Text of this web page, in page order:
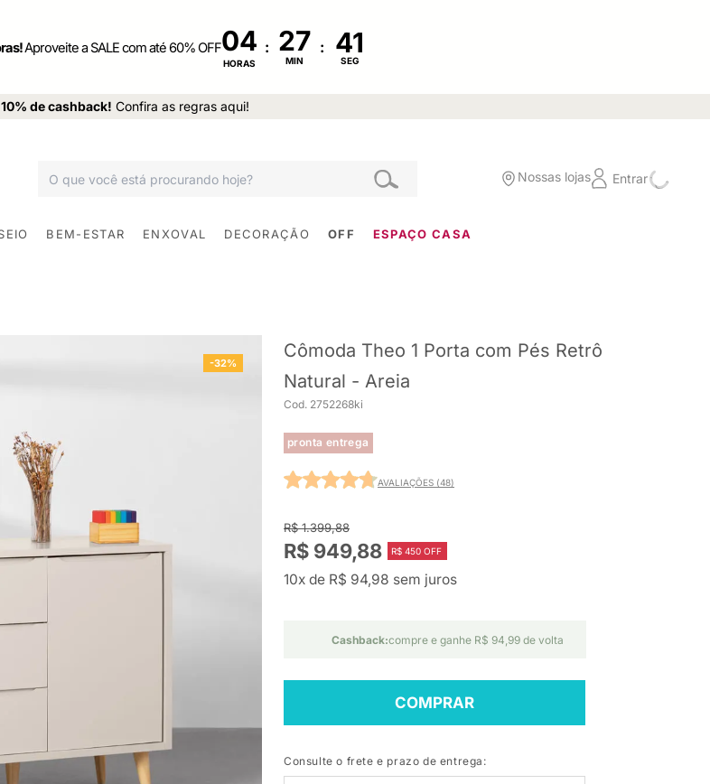
Aproveite a SALE com até 60% OFF04
HORAS
:
MIN
:
SEG
de cashback! Confira as regras aqui!
Nossas lojas Entrar
BEM-ESTAR ENXOVAL DECORAÇÃO OFF ESPAÇO CASA
-32%
Cômoda Theo 1 Porta com Pés Retrô
Natural - Areia
Cod. 2752268ki
pronta entrega
AVALIAÇÕES (48)
R$ 1.399,88
R$ 949,88 R$ 450 OFF
10x de R$ 94,98 sem juros
Cashback:compre e ganhe R$ 94,99 de volta
COMPRAR
Consulte o frete e prazo de entrega: